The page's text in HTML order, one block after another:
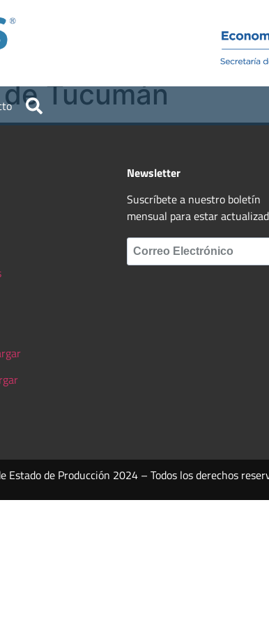
Tucumán
Newsletter
Suscríbete a nuestro boletín
mensual para estar
Estado de Producción 2024 – Todos los derechos